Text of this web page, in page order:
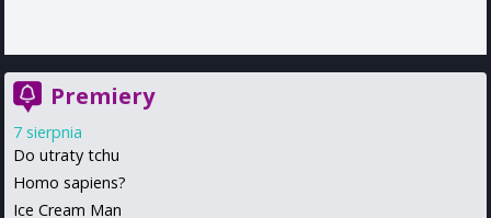
Premiery
7 sierpnia
Do utraty tchu
Homo sapiens?
Ice Cream Man